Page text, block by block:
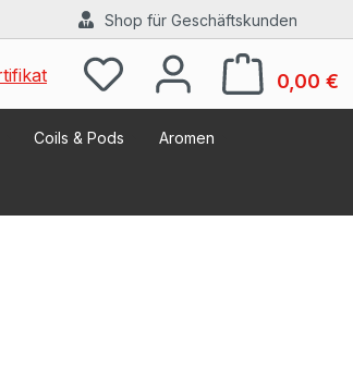
Shop für Geschäftskunden
0,00 €
Coils & Pods Aromen